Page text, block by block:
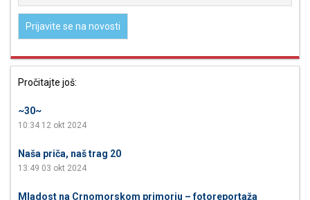
Pročitajte još:
~30~
10:34 12 okt 2024
Naša priča, naš trag 20
13:49 03 okt 2024
Mladost na Crnomorskom primorju – fotoreportaža